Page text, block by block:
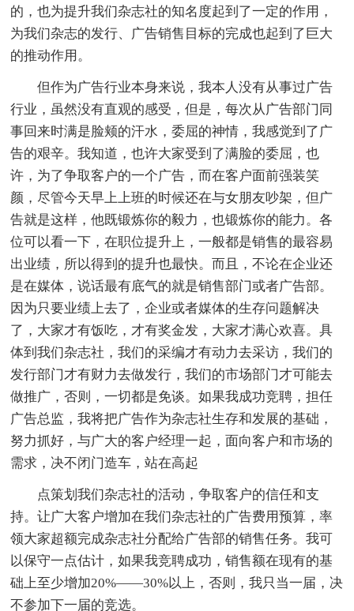
的，也为提升我们杂志社的知名度起到了一定的作用，
为我们杂志的发行、广告销售目标的完成也起到了巨大
的推动作用。
但作为广告行业本身来说，我本人没有从事过广告
行业，虽然没有直观的感受，但是，每次从广告部门同
事回来时满是脸颊的汗水，委屈的神情，我感觉到了广
告的艰辛。我知道，也许大家受到了满脸的委屈，也
许，为了争取客户的一个广告，而在客户面前强装笑
颜，尽管今天早上上班的时候还在与女朋友吵架，但广
告就是这样，他既锻炼你的毅力，也锻炼你的能力。各
位可以看一下，在职位提升上，一般都是销售的最容易
出业绩，所以得到的提升也最快。而且，不论在企业还
是在媒体，说话最有底气的就是销售部门或者广告部。
因为只要业绩上去了，企业或者媒体的生存问题解决
了，大家才有饭吃，才有奖金发，大家才满心欢喜。具
体到我们杂志社，我们的采编才有动力去采访，我们的
发行部门才有财力去做发行，我们的市场部门才可能去
做推广，否则，一切都是免谈。如果我成功竞聘，担任
广告总监，我将把广告作为杂志社生存和发展的基础，
努力抓好，与广大的客户经理一起，面向客户和市场的
需求，决不闭门造车，站在高起
点策划我们杂志社的活动，争取客户的信任和支
持。让广大客户增加在我们杂志社的广告费用预算，率
领大家超额完成杂志社分配给广告部的销售任务。我可
以保守一点估计，如果我竞聘成功，销售额在现有的基
础上至少增加20%——30%以上，否则，我只当一届，决
不参加下一届的竞选。